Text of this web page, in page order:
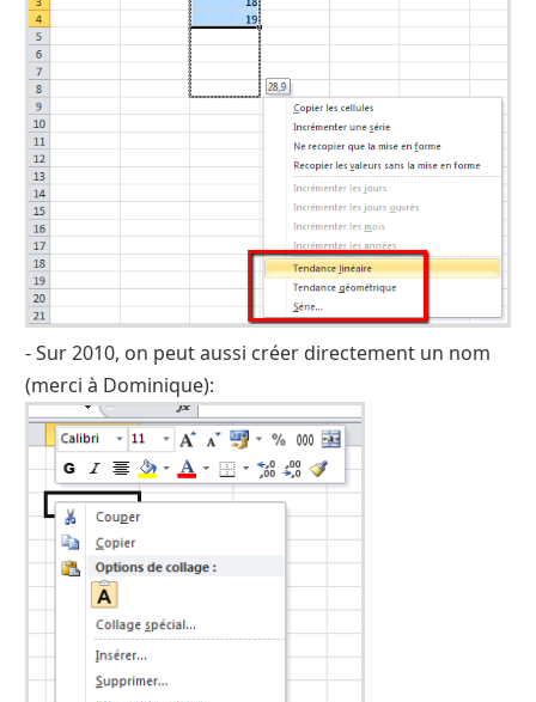
- Sur 2010, on peut aussi créer directement un nom
(merci à Dominique):